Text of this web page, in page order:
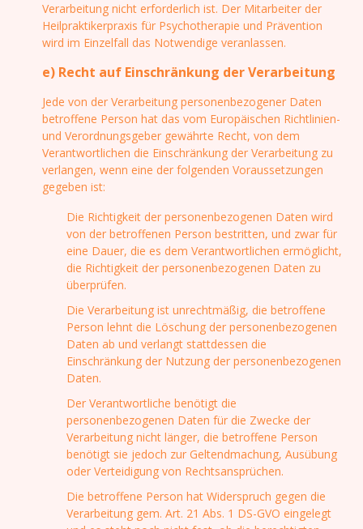
Verarbeitung nicht erforderlich ist. Der Mitarbeiter der
Heilpraktikerpraxis für Psychotherapie und Prävention
wird im Einzelfall das Notwendige veranlassen.
e) Recht auf Einschränkung der Verarbeitung
Jede von der Verarbeitung personenbezogener Daten
betroffene Person hat das vom Europäischen Richtlinien-
und Verordnungsgeber gewährte Recht, von dem
Verantwortlichen die Einschränkung der Verarbeitung zu
verlangen, wenn eine der folgenden Voraussetzungen
gegeben ist:
Die Richtigkeit der personenbezogenen Daten wird
von der betroffenen Person bestritten, und zwar für
eine Dauer, die es dem Verantwortlichen ermöglicht,
die Richtigkeit der personenbezogenen Daten zu
überprüfen.
Die Verarbeitung ist unrechtmäßig, die betroffene
Person lehnt die Löschung der personenbezogenen
Daten ab und verlangt stattdessen die
Einschränkung der Nutzung der personenbezogenen
Daten.
Der Verantwortliche benötigt die
personenbezogenen Daten für die Zwecke der
Verarbeitung nicht länger, die betroffene Person
benötigt sie jedoch zur Geltendmachung, Ausübung
oder Verteidigung von Rechtsansprüchen.
Die betroffene Person hat Widerspruch gegen die
Verarbeitung gem. Art. 21 Abs. 1 DS-GVO eingelegt